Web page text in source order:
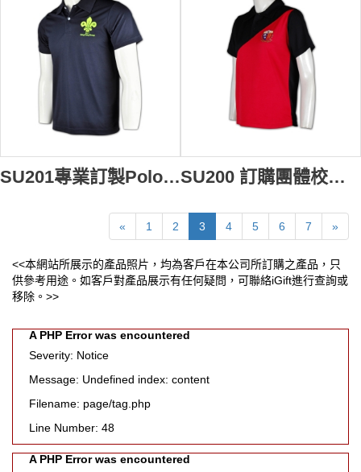
SU201專業訂製Polo衫 設計班衫款式 香港校服 訂購團體校服短袖衫 自製校服制服 校服批發商HK SU200 訂購團體校服 訂製Polo短袖 設計Polo衫款式 來樣訂購校服制服 校服供應商HK
« 1 2 3 4 5 6 7 »
<<本網站所展示的產品照片，均為客戶在本公司所訂購之產品，只
供參考用途。如客戶對產品展示有任何疑問，可聯絡iGift進行查詢或
移除。>>
A PHP Error was encountered
Severity: Notice
Message: Undefined index: content
Filename: page/tag.php
Line Number: 48
A PHP Error was encountered